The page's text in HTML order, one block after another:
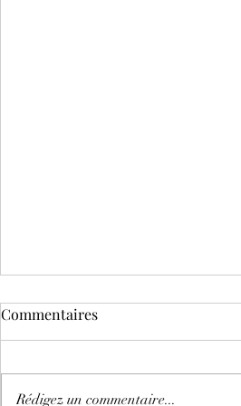
Commentaires
Rédigez un commentaire...